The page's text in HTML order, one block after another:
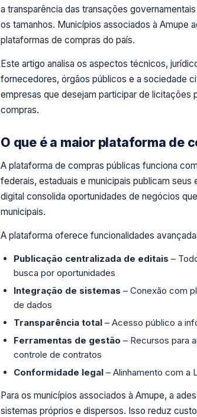
a transparência das transações
os tamanhos. Municípios associados à Amupe
plataformas de compras do país.
Este artigo analisa os aspectos técnicos,
fornecedores, órgãos públicos e a sociedade
empresas que desejam participar de licitações
compras.
O que é a maior plataforma de
A plataforma de compras públicas funciona
federais, estaduais e municipais publicam
digital consolida oportunidades de negócios
municipais.
A plataforma oferece funcionalidades
Publicação centralizada de editais –
busca por oportunidades
Integração de sistemas – Conexão com
de dados
Transparência total – Acesso público a
Ferramentas de gestão – Recursos para
controle de contratos
Conformidade legal – Alinhamento com a
Para os municípios associados à Amupe, a
sistemas próprios e dispersos. Isso reduz